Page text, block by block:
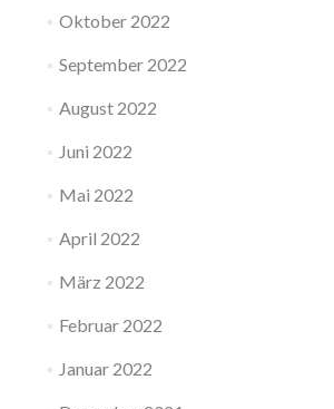
Oktober 2022
September 2022
August 2022
Juni 2022
Mai 2022
April 2022
März 2022
Februar 2022
Januar 2022